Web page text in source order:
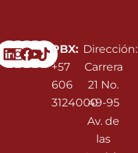
Linkedin
Instagram
Facebook
Youtube
PBX:
+57
606
3124000
Dirección:
Carrera
21 No.
49-95
Av. de
las